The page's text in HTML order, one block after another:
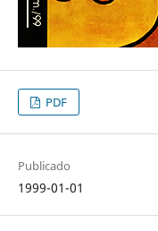
PDF
Publicado
1999-01-01